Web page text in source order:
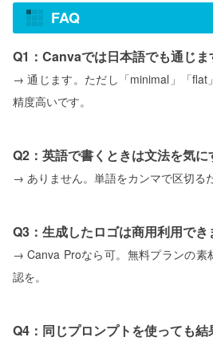
FAQ
Q1：Canvaでは日本語でも通じま
→ 通じます。ただし「minimal」「flat
精度高いです。
Q2：英語で書くときは文法を気に
→ ありません。単語をカンマで区切る
Q3：生成したロゴは商用利用でき
→ Canva Proなら可。無料プランの素
認を。
Q4：同じプロンプトを使っても結